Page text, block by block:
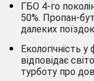
ГБО 4-го
50%. Пропан-
далеких
Екологічність
відповідає
турботу про